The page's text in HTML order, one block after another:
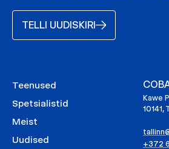
TELLI UUDISKIRI
Teenused
Spetsialistid
Meist
Uudised
Kawe
10141,
+372